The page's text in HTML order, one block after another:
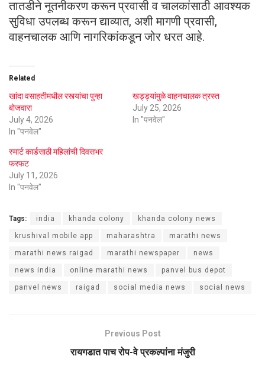
तातडीने नूतनीकरण करून प्रवासी व चालकांसाठी आवश्यक
सुविधा उपलब्ध करून द्याव्यात, अशी मागणी प्रवासी,
वाहनचालक आणि नागरिकांकडून जोर धरत आहे.
Related
खांदा वसाहतीमधील रस्त्यांचा पुन्हा
बोजवारा
July 4, 2026
In "पनवेल"
खड्ड्यांमुळे वाहनचालक त्रस्त
July 25, 2026
In "पनवेल"
स्मार्ट कार्डसाठी महिलांची दिवसभर
फरफट
July 11, 2026
In "पनवेल"
Tags: india khanda colony khanda colony news
krushival mobile app maharashtra marathi news
marathi news raigad marathi newspaper news
news india online marathi news panvel bus depot
panvel news raigad social media news social news
Previous Post
रायगडात पाच रोप-वे प्रकल्पांना मंजुरी